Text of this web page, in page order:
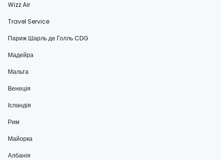
Wizz Air
Travel Service
Париж Шарль де Голль CDG
Мадейра
Мальта
Венеція
Ісландія
Рим
Майорка
Албанія